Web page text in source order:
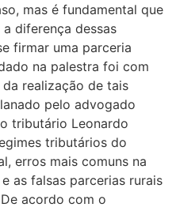
mas é fundamental que
diferença dessas
firmar uma parceria
na palestra foi com
realização de tais
pelo advogado
tributário Leonardo
tributários do
erros mais comuns na
as falsas parcerias rurais
acordo com o